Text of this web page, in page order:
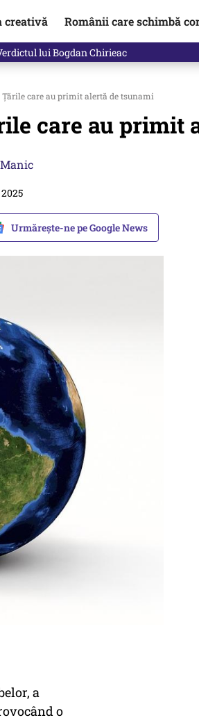
creativă Românii care schimbă
lui Bogdan Chirieac
care au primit alertă de tsunami
care au primit
Urmărește-ne pe Google News
a
o